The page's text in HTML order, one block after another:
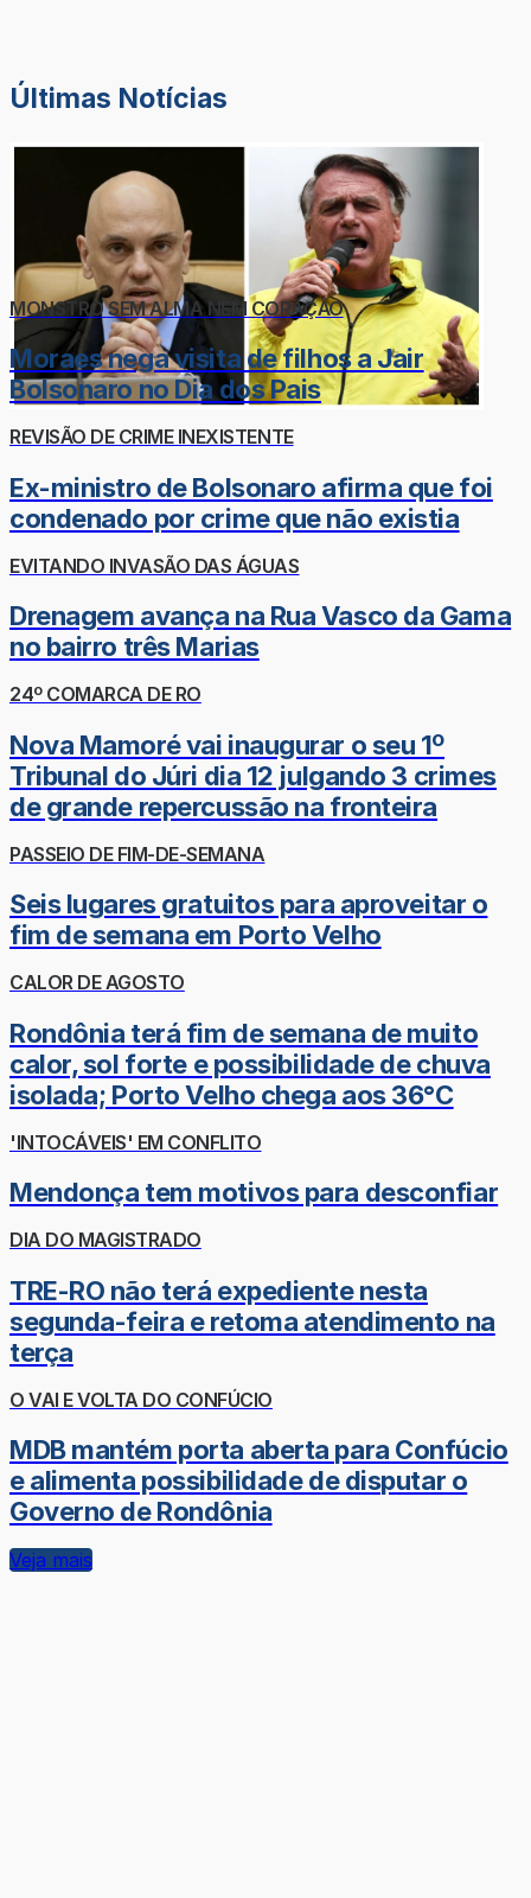
Últimas Notícias
MONSTRO SEM ALMA NEM CORAÇÃO
Moraes nega visita de filhos a Jair
Bolsonaro no Dia dos Pais
REVISÃO DE CRIME INEXISTENTE
Ex-ministro de Bolsonaro afirma que foi
condenado por crime que não existia
EVITANDO INVASÃO DAS ÁGUAS
Drenagem avança na Rua Vasco da Gama
no bairro três Marias
24º COMARCA DE RO
Nova Mamoré vai inaugurar o seu 1º
Tribunal do Júri dia 12 julgando 3 crimes
de grande repercussão na fronteira
PASSEIO DE FIM-DE-SEMANA
Seis lugares gratuitos para aproveitar o
fim de semana em Porto Velho
CALOR DE AGOSTO
Rondônia terá fim de semana de muito
calor, sol forte e possibilidade de chuva
isolada; Porto Velho chega aos 36°C
'INTOCÁVEIS' EM CONFLITO
Mendonça tem motivos para desconfiar
DIA DO MAGISTRADO
TRE-RO não terá expediente nesta
segunda-feira e retoma atendimento na
terça
O VAI E VOLTA DO CONFÚCIO
MDB mantém porta aberta para Confúcio
e alimenta possibilidade de disputar o
Governo de Rondônia
Veja mais